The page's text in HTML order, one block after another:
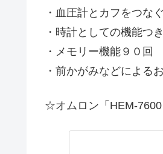
・血圧計とカフをつな
・時計としての機能つ
・メモリー機能９０回
・前かがみなどによる
☆オムロン「HEM-